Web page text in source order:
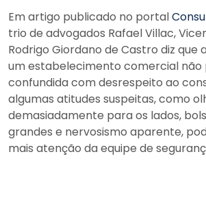
Em artigo publicado no portal
trio de advogados Rafael Villac,
Rodrigo Giordano de Castro diz que
um estabelecimento comercial não
confundida com desrespeito ao
algumas atitudes suspeitas, como
demasiadamente para os lados,
grandes e nervosismo aparente,
mais atenção da equipe de